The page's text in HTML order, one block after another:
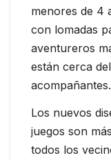
menores de 4
con lomadas
aventureros
están cerca
acompañantes.
Los nuevos
juegos son
todos los